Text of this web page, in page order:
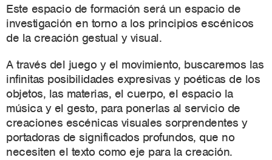
Este espacio de formación será un espacio de
investigación en torno a los principios escénicos
de la creación gestual y visual.
A través del juego y el movimiento, buscaremos las
infinitas posibilidades expresivas y poéticas de los
objetos, las materias, el cuerpo, el espacio la
música y el gesto, para ponerlas al servicio de
creaciones escénicas visuales sorprendentes y
portadoras de significados profundos, que no
necesiten el texto como eje para la creación.